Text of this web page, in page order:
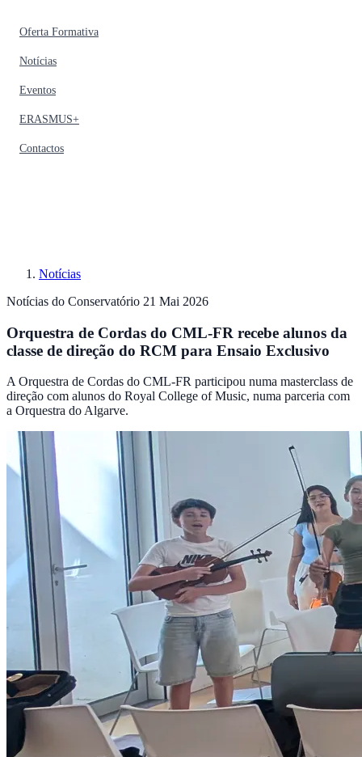
Oferta Formativa
Notícias
Eventos
ERASMUS+
Contactos
Notícias
Notícias do Conservatório 21 Mai 2026
Orquestra de Cordas do CML-FR recebe alunos da
classe de direção do RCM para Ensaio Exclusivo
A Orquestra de Cordas do CML-FR participou numa masterclass de
direção com alunos do Royal College of Music, numa parceria com
a Orquestra do Algarve.